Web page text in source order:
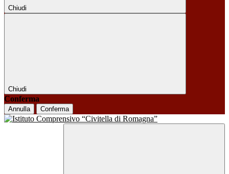
Chiudi
Chiudi
Conferma
Annulla Conferma